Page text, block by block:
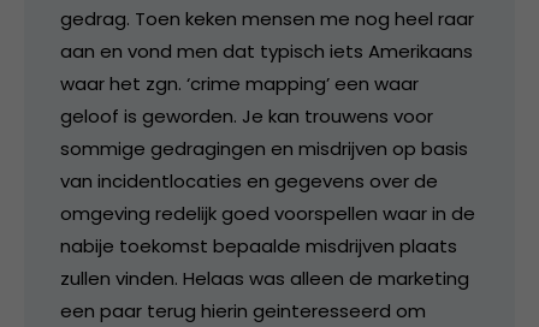
gedrag. Toen keken mensen me nog heel raar
aan en vond men dat typisch iets Amerikaans
waar het zgn. ‘crime mapping’ een waar
geloof is geworden. Je kan trouwens voor
sommige gedragingen en misdrijven op basis
van incidentlocaties en gegevens over de
omgeving redelijk goed voorspellen waar in de
nabije toekomst bepaalde misdrijven plaats
zullen vinden. Helaas was alleen de marketing
een paar terug hierin geinteresseerd om